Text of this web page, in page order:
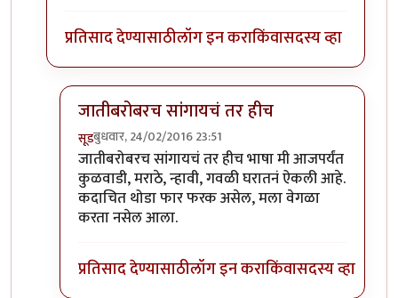
प्रतिसाद देण्यासाठीलॉग इन कराकिंवासदस्य व्हा
जातीबरोबरच सांगायचं तर हीच
सूडबुधवार, 24/02/2016 23:51
In reply toसगळ्यांकडे नाय रे!byपैसा
जातीबरोबरच सांगायचं तर हीच भाषा मी आजपर्यंत
कुळवाडी, मराठे, न्हावी, गवळी घरातनं ऐकली आहे.
कदाचित थोडा फार फरक असेल, मला वेगळा
करता नसेल आला.
प्रतिसाद देण्यासाठीलॉग इन कराकिंवासदस्य व्हा